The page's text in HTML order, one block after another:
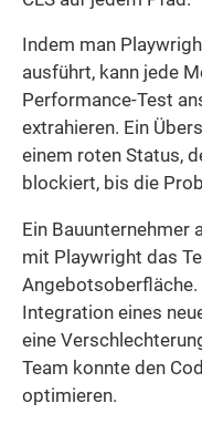
Indem man
ausführt, kann jede
Performance-Test
extrahieren. Ein
einem roten Status,
blockiert, bis die
Ein
mit Playwright das
Angebotsoberfläche.
Integration eines
eine
Team konnte den
optimieren.